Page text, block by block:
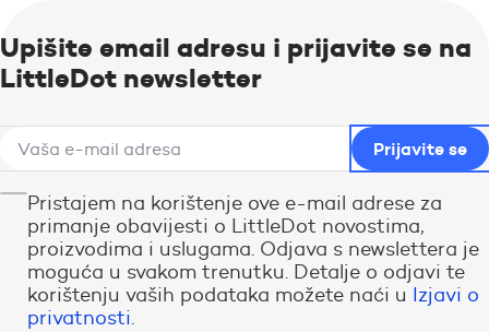
Upišite email adresu i prijavite se na
LittleDot newsletter
Pristajem na korištenje ove e-mail adrese za
primanje obavijesti o LittleDot novostima,
proizvodima i uslugama. Odjava s newslettera je
moguća u svakom trenutku. Detalje o odjavi te
korištenju vaših podataka možete naći u Izjavi o
privatnosti.